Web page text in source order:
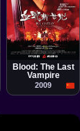
Película
Chris Nahon
Blood: The Last
Vampire
2009